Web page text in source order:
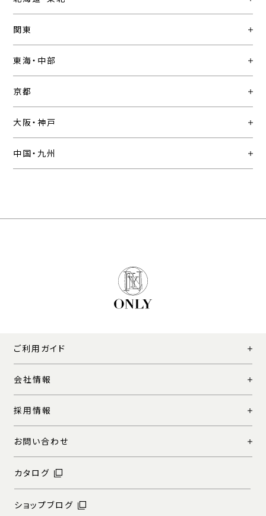
関東
東海・中部
京都
大阪・神戸
中国・九州
ご利用ガイド
会社情報
採用情報
お問い合わせ
カタログ
ショップブログ